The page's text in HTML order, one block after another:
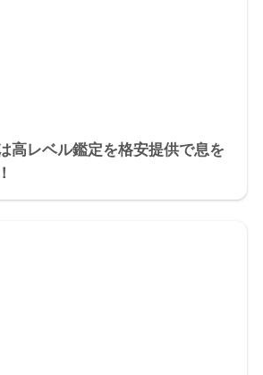
高レベル鑑定を格安提供で息を